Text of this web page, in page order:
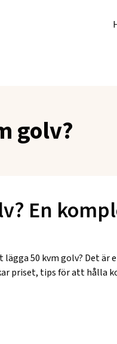
golv?
En
lägga 50 kvm golv? Det är
priset, tips för att hålla